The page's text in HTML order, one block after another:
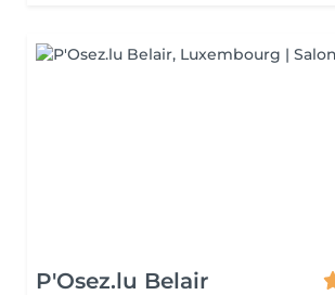
P'Osez.lu Belair